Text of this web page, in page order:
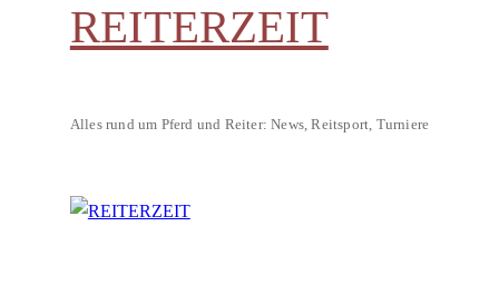
REITERZEIT
Alles rund um Pferd und Reiter: News, Reitsport, Turniere